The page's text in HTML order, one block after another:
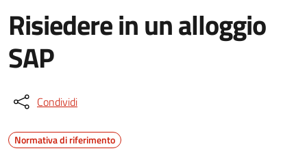
Risiedere in un alloggio
SAP
Condividi
Normativa di riferimento